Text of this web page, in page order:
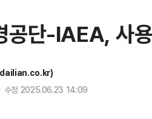
공단-IAEA, 사
정 2025.06.23 14:09